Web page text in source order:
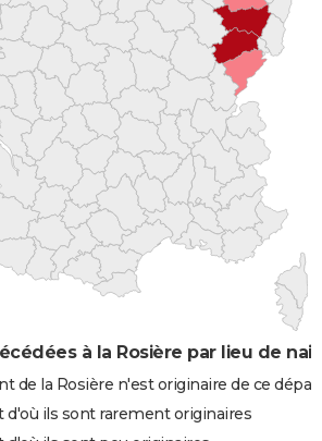
à la Rosière par lieu de
de la Rosière n'est originaire de ce
ils sont rarement originaires